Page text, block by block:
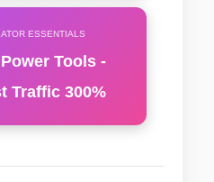
ESSENTIALS
Tools -
Traffic 300%